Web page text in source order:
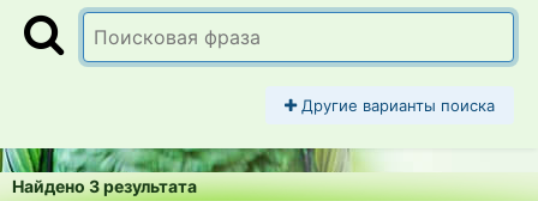
Другие варианты поиска
Найдено 3 результата